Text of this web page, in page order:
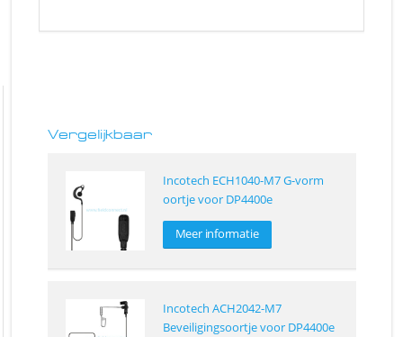
Vergelijkbaar
Incotech ECH1040-M7 G-vorm
oortje voor DP4400e
Meer informatie
Incotech ACH2042-M7
Beveiligingsoortje voor DP4400e